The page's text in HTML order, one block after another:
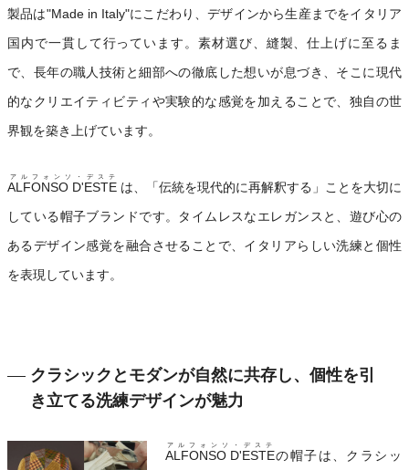
製品は"Made in Italy"にこだわり、デザインから生産までをイタリア
国内で一貫して行っています。素材選び、縫製、仕上げに至るま
で、長年の職人技術と細部への徹底した想いが息づき、そこに現代
的なクリエイティビティや実験的な感覚を加えることで、独自の世
界観を築き上げています。
ALFONSO D'ESTE
アルフォンソ・デステ
は、「伝統を現代的に再解釈する」ことを大切に
している帽子ブランドです。タイムレスなエレガンスと、遊び心の
あるデザイン感覚を融合させることで、イタリアらしい洗練と個性
を表現しています。
クラシックとモダンが自然に共存し、個性を引
き立てる洗練デザインが魅力
ALFONSO D'ESTE
アルフォンソ・デステ
の帽子は、クラシッ